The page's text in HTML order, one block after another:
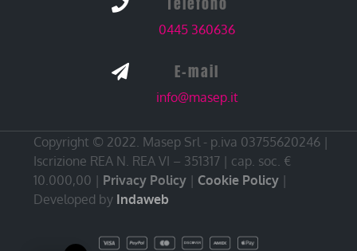

0445 360636
 E-mail
info@masep.it
Copyright © 2022. Masep Srl - p.iva 03755620246 |
Iscrizione REA N. REA VI – 351317 | cap. soc. €
10.000,00 | Privacy Policy | Cookie Policy |
Developed by Indaweb